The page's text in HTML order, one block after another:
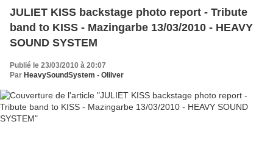
JULIET KISS backstage photo report - Tribute
band to KISS - Mazingarbe 13/03/2010 - HEAVY
SOUND SYSTEM
Publié le 23/03/2010 à 20:07
Par HeavySoundSystem - Oliiver